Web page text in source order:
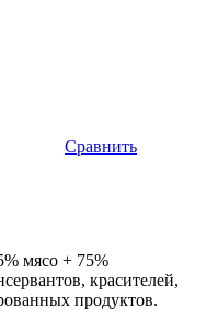
Сравнить
мясо + 75%
красителей,
продуктов.